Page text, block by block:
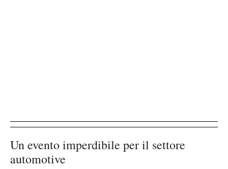
Un evento imperdibile per il settore
automotive